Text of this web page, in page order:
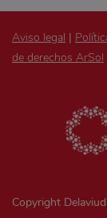
Aviso legal |
de derechos ArSol
Copyright